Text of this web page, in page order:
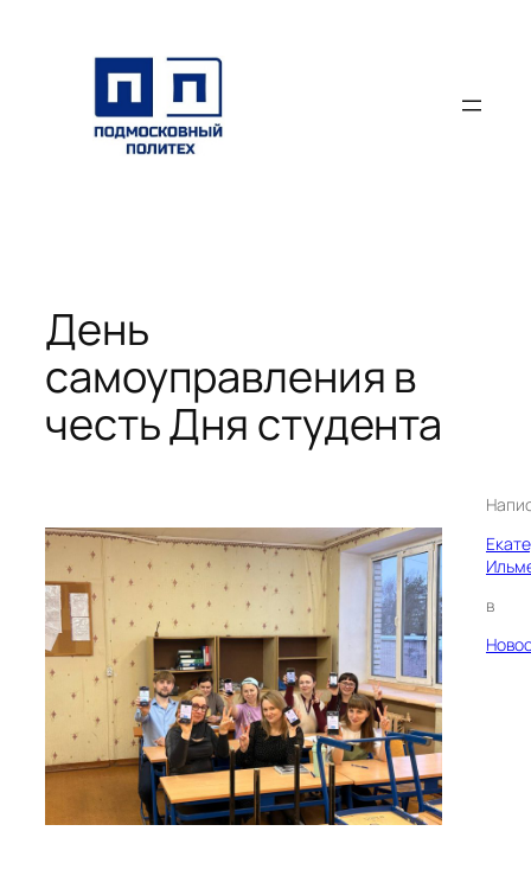
содержимому
День
самоуправления в
честь Дня студента
в